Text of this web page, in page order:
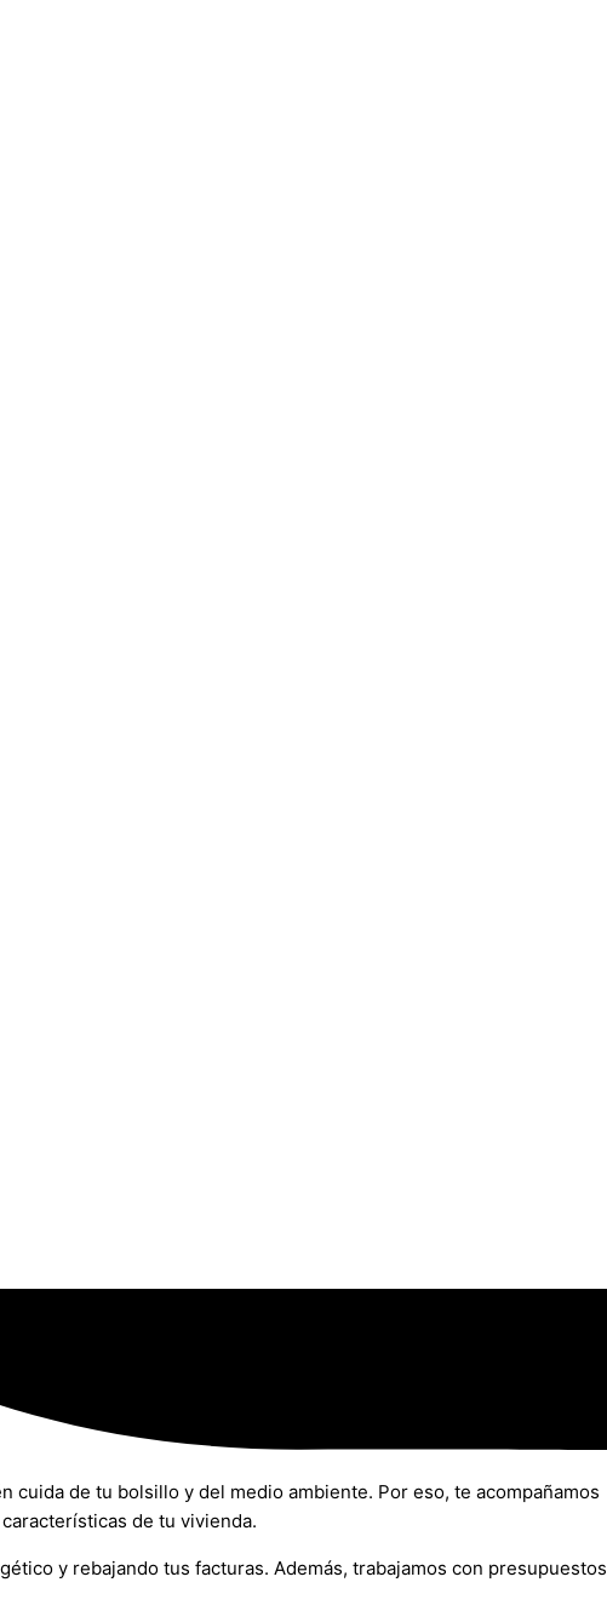
de tu bolsillo y del medio ambiente. Por eso, te acompañamos
de tu vivienda.
y rebajando tus facturas. Además, trabajamos con presupuestos